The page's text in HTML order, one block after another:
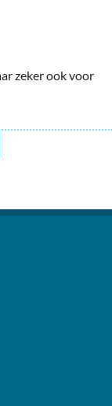
zeker ook voor